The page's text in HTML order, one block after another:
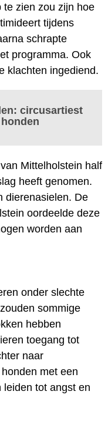
te zien zou zijn hoe
tijdens
schrapte
programma. Ook
klachten ingediend.
circusartiest
Mittelholstein half
heeft genomen.
dierenasielen. De
oordeelde deze
worden aan
onder slechte
sommige
hebben
toegang tot
naar
met een
tot angst en